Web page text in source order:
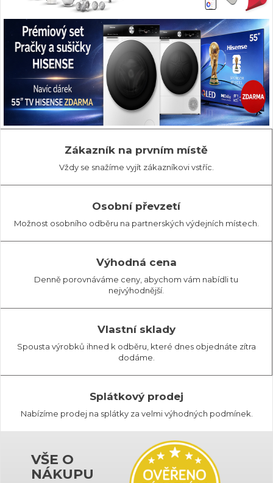
Zákazník na prvním místě
Vždy se snažíme vyjít zákazníkovi vstříc.
Osobní převzetí
Možnost osobního odběru na partnerských výdejních místech.
Výhodná cena
Denně porovnáváme ceny, abychom vám nabídli tu
nejvýhodnější.
Vlastní sklady
Spousta výrobků ihned k odběru, které dnes objednáte zítra
dodáme.
Splátkový prodej
Nabízíme prodej na splátky za velmi výhodných podmínek.
VŠE O
NÁKUPU